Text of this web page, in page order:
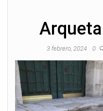
3 febrero, 2024 0